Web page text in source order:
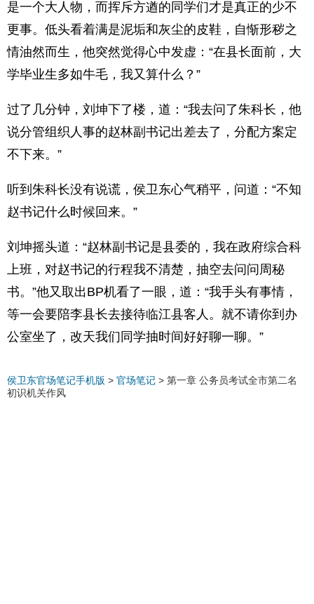
是一个大人物，而挥斥方遒的同学们才是真正的少不
更事。低头看着满是泥垢和灰尘的皮鞋，自惭形秽之
情油然而生，他突然觉得心中发虚：“在县长面前，大
学毕业生多如牛毛，我又算什么？”
过了几分钟，刘坤下了楼，道：“我去问了朱科长，他
说分管组织人事的赵林副书记出差去了，分配方案定
不下来。”
听到朱科长没有说谎，侯卫东心气稍平，问道：“不知
赵书记什么时候回来。”
刘坤摇头道：“赵林副书记是县委的，我在政府综合科
上班，对赵书记的行程我不清楚，抽空去问问周秘
书。”他又取出BP机看了一眼，道：“我手头有事情，
等一会要陪李县长去接待临江县客人。就不请你到办
公室坐了，改天我们同学抽时间好好聊一聊。”
侯卫东官场笔记手机版 > 官场笔记 > 第一章 公务员考试全市第二名
初识机关作风